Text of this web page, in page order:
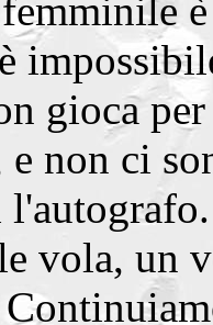
gioca
e non ci
vola, un